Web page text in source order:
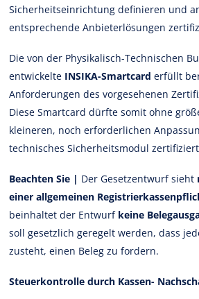
Sicherheitseinrichtung definieren und
entsprechende Anbieterlösungen
Die von der Physikalisch-Technischen
entwickelte INSIKA-Smartcard erfüllt
Anforderungen des vorgesehenen
Diese Smartcard dürfte somit ohne
kleineren, noch erforderlichen
technisches Sicherheitsmodul
Beachten Sie | Der Gesetzentwurf sieht
einer allgemeinen
beinhaltet der Entwurf keine
soll gesetzlich geregelt werden, dass
zusteht, einen Beleg zu fordern.
Steuerkontrolle durch Kassen-